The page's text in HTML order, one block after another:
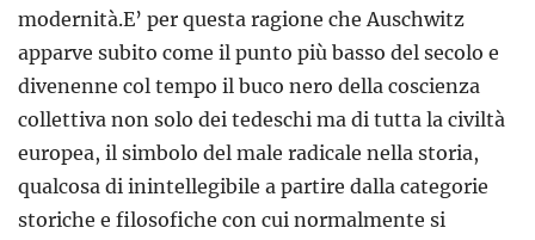
modernità.E’ per questa ragione che Auschwitz
apparve subito come il punto più basso del secolo e
divenenne col tempo il buco nero della coscienza
collettiva non solo dei tedeschi ma di tutta la civiltà
europea, il simbolo del male radicale nella storia,
qualcosa di inintellegibile a partire dalla categorie
storiche e filosofiche con cui normalmente si